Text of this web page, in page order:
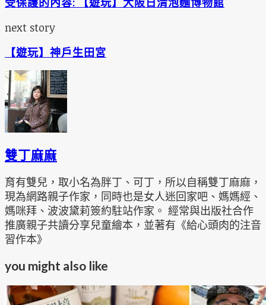
next story
【遊玩】神戶生田宮
雙丁麻麻
育有雙兒，取小名為胖丁、可丁，所以自稱雙丁麻麻，
現為網路親子作家，同時也是女人迷回家吧、媽媽經、
媽咪拜、波波黛莉簽約駐站作家。 經常與出版社合作
推廣親子共讀分享兒童繪本，並著有《給心頭肉的注音
習作本》
you might also like